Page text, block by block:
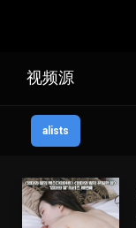
视频源
alists